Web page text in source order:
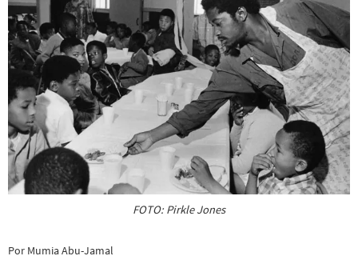
FOTO: Pirkle Jones
Por Mumia Abu-Jamal